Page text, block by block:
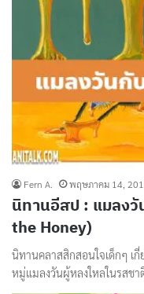
Fern A. พฤษภาคม 14,
นิทานอีสป : แมลงวั
the Honey)
นิทานคลาสสิกสอนใจเด็กๆ เ
หมู่แมลงวันผู้หลงใหลในรสช